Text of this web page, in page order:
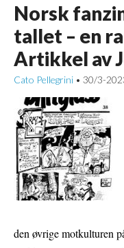
Norsk
tallet – en
Artikkel av
Cato Pellegrini • 30/3-
den øvrige motkulturen